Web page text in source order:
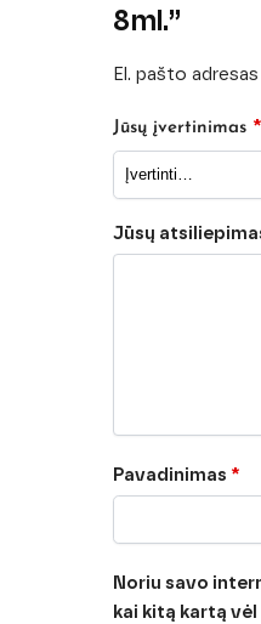
8ml.”
El. pašto
Jūsų įvertinimas *
Jūsų
Pavadinimas *
Noriu savo
kai kitą kartą